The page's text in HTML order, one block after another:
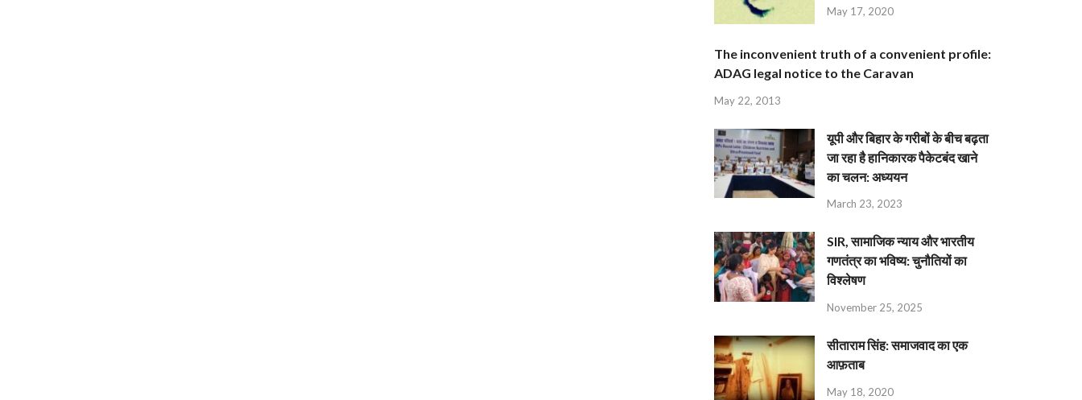
May 17, 2020
The inconvenient truth of a convenient profile:
ADAG legal notice to the Caravan
May 22, 2013
यूपी और बिहार के गरीबों के बीच बढ़ता
जा रहा है हानिकारक पैकेटबंद खाने
का चलन: अध्ययन
March 23, 2023
SIR, सामाजिक न्याय और भारतीय
गणतंत्र का भविष्य: चुनौतियों का
विश्लेषण
November 25, 2025
सीताराम सिंह: समाजवाद का एक
आफ़ताब
May 18, 2020